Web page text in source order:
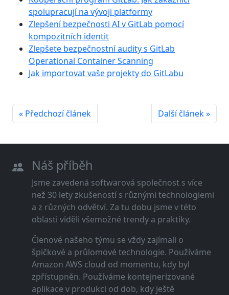
spolupracují na vývoji platformy
Zlepšení bezpečnosti AI v GitLab pomocí
kompozitních identit
Zlepšete bezpečnostní audity s GitLab
Operational Container Scanning
Jak importovat vaše projekty do GitLabu
« Předchozí článek Další článek »
Náš příběh
Jsme zavedená softwarová společnost s více
než 30 lety zkušeností s různými technologiemi
a z různých odvětví. Za tu dobu jsme v této
oblasti viděli všemožné trendy a praktiky.
Členové našeho týmu se vždy zajímali o
špičkové a průlomové technologie. Používáme
Amazon AWS cloud od momentu, kdy byl
zpřístupněn. Používáme kontejnerizované
aplikace v produkci od dob, kdy ještě